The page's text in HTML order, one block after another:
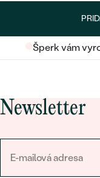
Šperk vám
Newsletter